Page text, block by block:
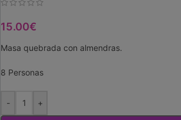
15.00€
Masa quebrada con almendras.
8 Personas
- +